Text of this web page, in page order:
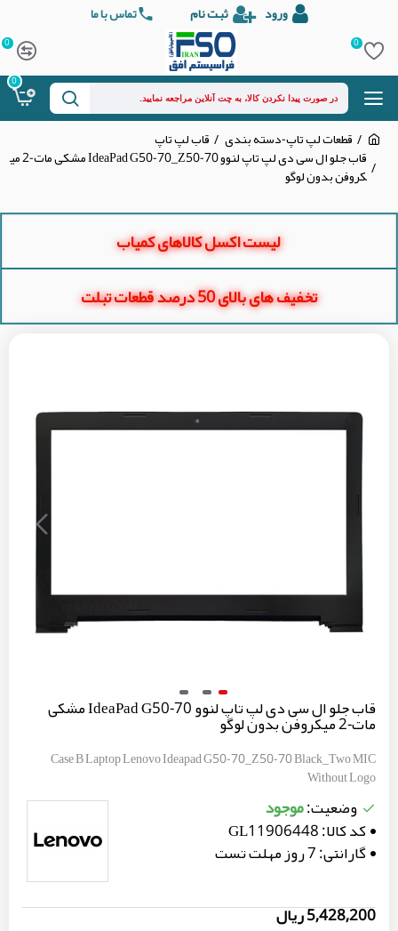
ورود ثبت نام تماس با ما
0
0
0
قطعات لپ تاپ-دسته بندی قاب لپ تاپ
قاب جلو ال سی دی لپ تاپ لنوو IdeaPad G50-70_Z50-70 مشکی مات-2 می
کروفن بدون لوگو
لیست اکسل کالاهای کمیاب
تخفیف های بالای 50 درصد قطعات تبلت
قاب جلو ال سی دی لپ تاپ لنوو IdeaPad G50-70 مشکی
مات-2 میکروفن بدون لوگو
Case B Laptop Lenovo Ideapad G50-70_Z50-70 Black_Two MIC
Without Logo
وضعیت:موجود
کد کالا:GL11906448
گارانتی:7 روز مهلت تست
5,428,200 ریال